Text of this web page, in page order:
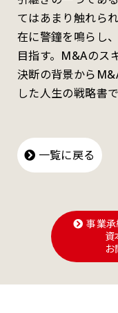
てはあまり触れら
在に警鐘を鳴らし
目指す。M&Aのス
決断の背景から
した人生の戦略書で
一覧に戻る
事業
資